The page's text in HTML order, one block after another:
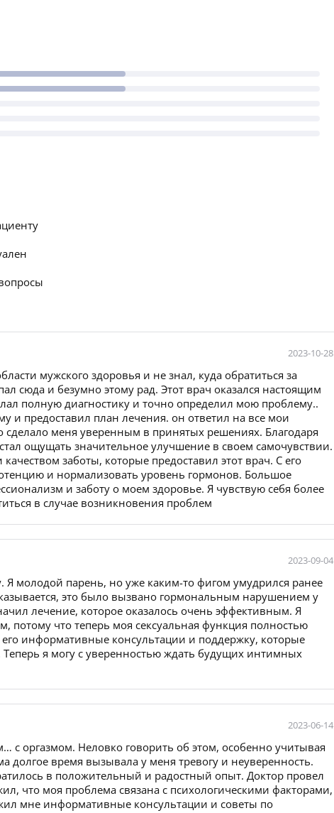
2023-10-28
мужского здоровья и не знал, куда обратиться за
сюда и безумно этому рад. Этот врач оказался настоящим
полную диагностику и точно определил мою проблему..
и предоставил план лечения. он ответил на все мои
сделало меня уверенным в принятых решениях. Благодаря
ощущать значительное улучшение в своем самочувствии.
заботы, которые предоставил этот врач. С его
и нормализовать уровень гормонов. Большое
и заботу о моем здоровье. Я чувствую себя более
в случае возникновения проблем
2023-09-04
Я молодой парень, но уже каким-то фигом умудрился ранее
это было вызвано гормональным нарушением у
лечение, которое оказалось очень эффективным. Я
потому что теперь моя сексуальная функция полностью
его информативные консультации и поддержку, которые
я могу с уверенностью ждать будущих интимных
2023-06-14
оргазмом. Неловко говорить об этом, особенно учитывая
долгое время вызывала у меня тревогу и неуверенность.
в положительный и радостный опыт. Доктор провел
что моя проблема связана с психологическими факторами,
мне информативные консультации и советы по